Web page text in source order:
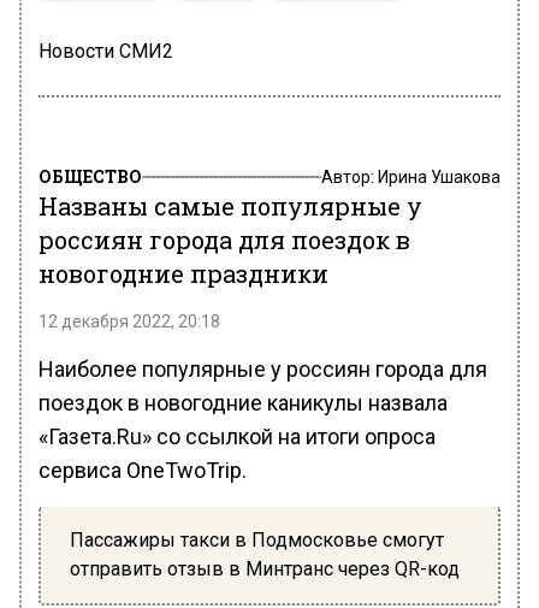
Новости СМИ2
ОБЩЕСТВО Автор: Ирина Ушакова
Названы самые популярные у
россиян города для поездок в
новогодние праздники
12 декабря 2022, 20:18
Наиболее популярные у россиян города для
поездок в новогодние каникулы назвала
«Газета.Ru» со ссылкой на итоги опроса
сервиса OneTwoTrip.
Пассажиры такси в Подмосковье смогут
отправить отзыв в Минтранс через QR-код